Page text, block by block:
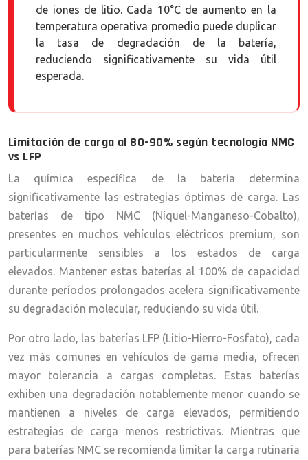
de iones de litio. Cada 10°C de aumento en la
temperatura operativa promedio puede duplicar
la tasa de degradación de la batería,
reduciendo significativamente su vida útil
esperada.
Limitación de carga al 80-90% según tecnología NMC
vs LFP
La química específica de la batería determina
significativamente las estrategias óptimas de carga. Las
baterías de tipo NMC (Níquel-Manganeso-Cobalto),
presentes en muchos vehículos eléctricos premium, son
particularmente sensibles a los estados de carga
elevados. Mantener estas baterías al 100% de capacidad
durante períodos prolongados acelera significativamente
su degradación molecular, reduciendo su vida útil.
Por otro lado, las baterías LFP (Litio-Hierro-Fosfato), cada
vez más comunes en vehículos de gama media, ofrecen
mayor tolerancia a cargas completas. Estas baterías
exhiben una degradación notablemente menor cuando se
mantienen a niveles de carga elevados, permitiendo
estrategias de carga menos restrictivas. Mientras que
para baterías NMC se recomienda limitar la carga rutinaria